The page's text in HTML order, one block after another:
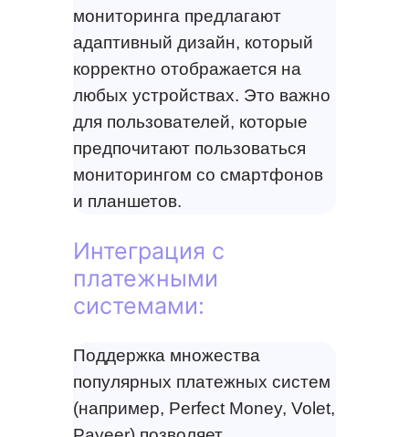
мониторинга предлагают
адаптивный дизайн, который
корректно отображается на
любых устройствах. Это важно
для пользователей, которые
предпочитают пользоваться
мониторингом со смартфонов
и планшетов.
Интеграция с
платежными
системами:
Поддержка множества
популярных платежных систем
(например, Perfect Money, Volet,